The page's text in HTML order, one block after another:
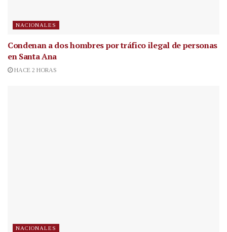
NACIONALES
Condenan a dos hombres por tráfico ilegal de personas
en Santa Ana
HACE 2 HORAS
NACIONALES